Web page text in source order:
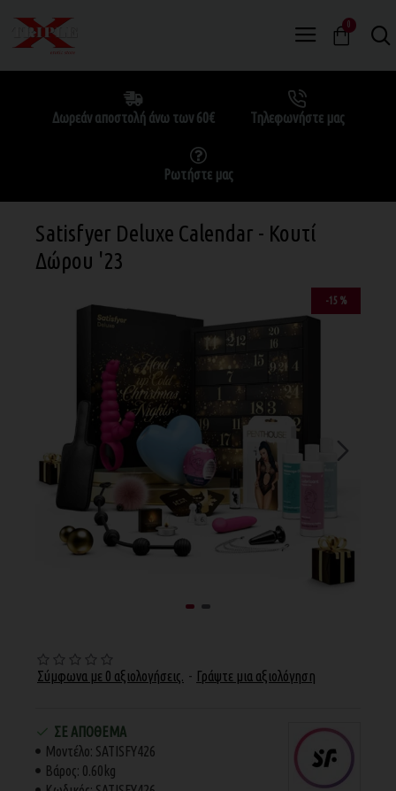
0
Δωρεάν αποστολή άνω των 60€ Τηλεφωνήστε μας
Ρωτήστε μας
Satisfyer Deluxe Calendar - Κουτί
Δώρου '23
-15 %
Σύμφωνα με 0 αξιολογήσεις. - Γράψτε μια αξιολόγηση
ΣΕ ΑΠΌΘΕΜΑ
Μοντέλο: SATISFY426
Βάρος: 0.60kg